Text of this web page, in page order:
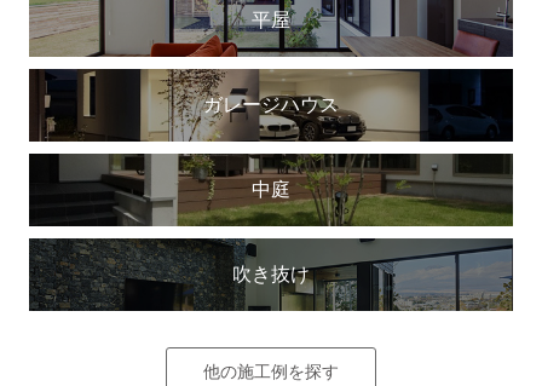
平屋
ガレージハウス
中庭
吹き抜け
他の施工例を探す